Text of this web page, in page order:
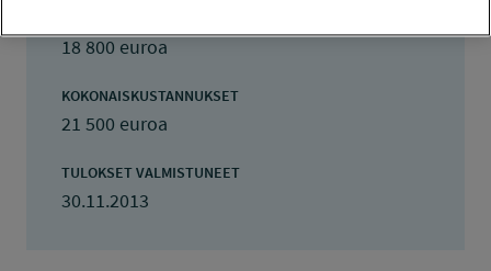
18 800 euroa
KOKONAISKUSTANNUKSET
21 500 euroa
TULOKSET VALMISTUNEET
30.11.2013